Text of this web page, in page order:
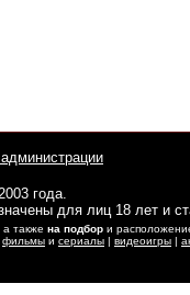
года.
для лиц 18 лет и
также на подбор и
фильмы и сериалы | видеоигры |